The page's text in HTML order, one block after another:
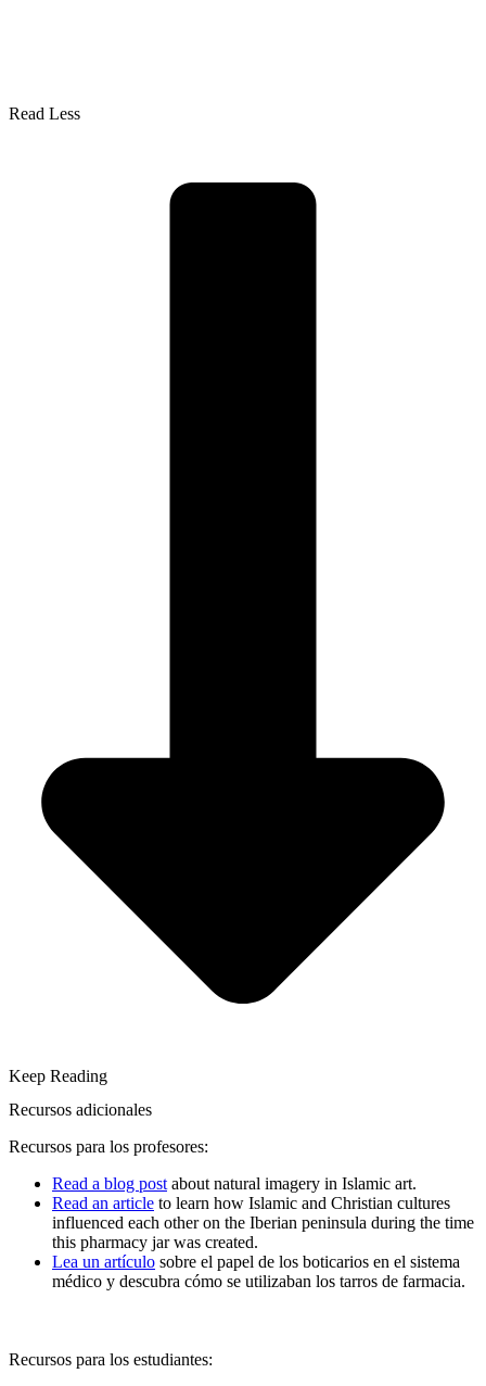
Read Less
Keep Reading
Recursos adicionales
Recursos para los profesores:
Read a blog post about natural imagery in Islamic art.
Read an article to learn how Islamic and Christian cultures
influenced each other on the Iberian peninsula during the time
this pharmacy jar was created.
Lea un artículo sobre el papel de los boticarios en el sistema
médico y descubra cómo se utilizaban los tarros de farmacia.
Recursos para los estudiantes: